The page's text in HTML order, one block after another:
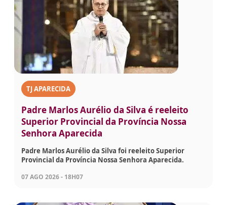
TJ APARECIDA
Padre Marlos Aurélio da Silva é reeleito
Superior Provincial da Província Nossa
Senhora Aparecida
Padre Marlos Aurélio da Silva foi reeleito Superior
Provincial da Província Nossa Senhora Aparecida.
07 AGO 2026 - 18H07